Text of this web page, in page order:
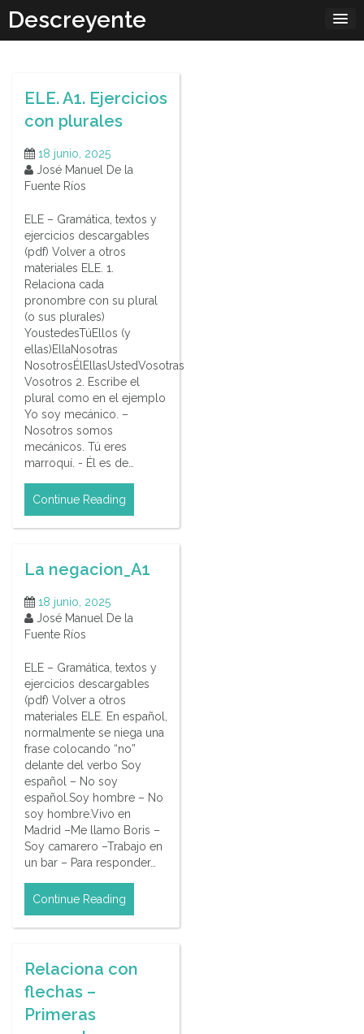
content
Descreyente
ELE. A1. Ejercicios
con plurales
18 junio, 2025
José Manuel De la
Fuente Ríos
ELE – Gramática, textos y
ejercicios descargables
(pdf) Volver a otros
materiales ELE. 1.
Relaciona cada
pronombre con su plural
(o sus plurales)
YoustedesTúEllos (y
ellas)EllaNosotras
NosotrosÉlEllasUstedVosotras
Vosotros 2. Escribe el
plural como en el ejemplo
Yo soy mecánico. –
Nosotros somos
mecánicos. Tú eres
marroquí. - Él es de…
Continue Reading
La negacion_A1
18 junio, 2025
José Manuel De la
Fuente Ríos
ELE – Gramática, textos y
ejercicios descargables
(pdf) Volver a otros
materiales ELE. En español,
normalmente se niega una
frase colocando “no”
delante del verbo Soy
español – No soy
español.Soy hombre – No
soy hombre.Vivo en
Madrid –Me llamo Boris –
Soy camarero –Trabajo en
un bar – Para responder…
Continue Reading
Relaciona con
flechas –
Primeras